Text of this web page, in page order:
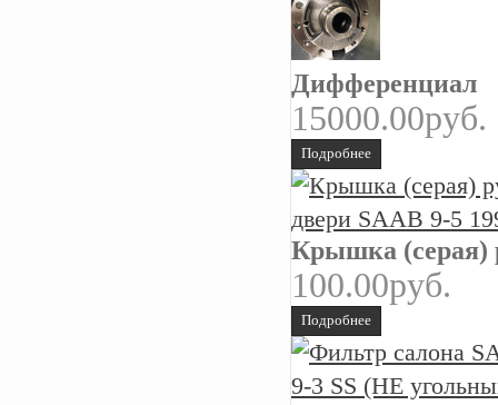
Дифференциал
15000.00руб.
Подробнее
Крышка (серая)
100.00руб.
Подробнее